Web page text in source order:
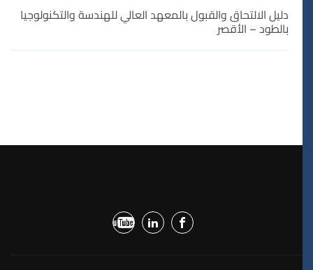
دليل الالتحاق والقبول بالمعهد العالي للهندسة والتكنولوجيا
بالطود – الأقصر